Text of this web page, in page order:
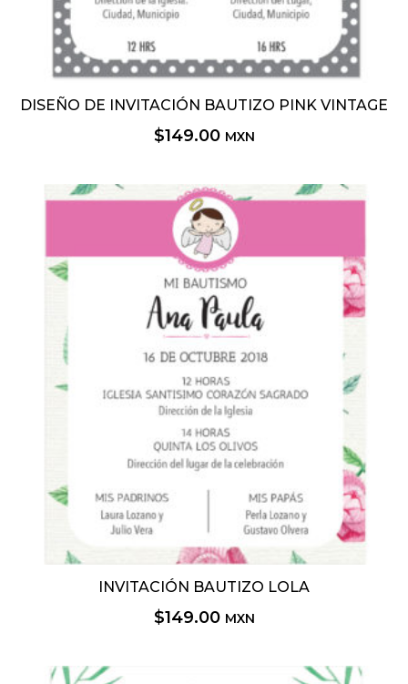
DISEÑO DE INVITACIÓN BAUTIZO PINK VINTAGE
$149.00 MXN
INVITACIÓN BAUTIZO LOLA
$149.00 MXN